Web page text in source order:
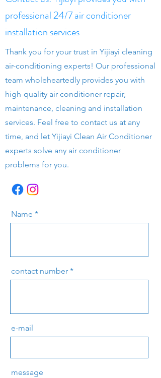
professional 24/7 air conditioner
installation services
Thank you for your trust in Yijiayi cleaning
air-conditioning experts! Our professional
team wholeheartedly provides you with
high-quality air-conditioner repair,
maintenance, cleaning and installation
services. Feel free to contact us at any
time, and let Yijiayi Clean Air Conditioner
experts solve any air conditioner
problems for you.
Name
contact number
e-mail
message